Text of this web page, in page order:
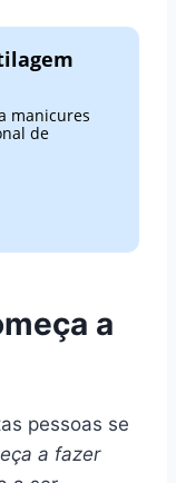
manicures
de
a
pessoas se
a fazer